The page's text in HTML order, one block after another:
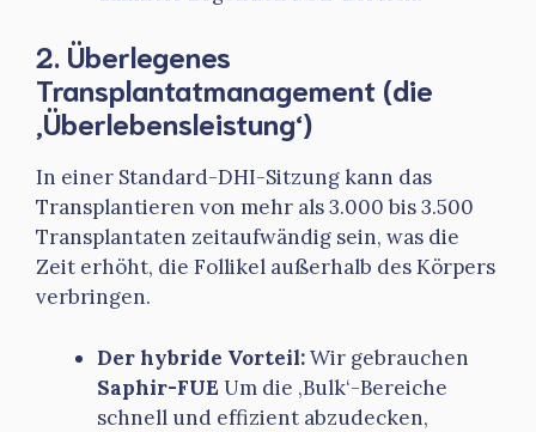
2. Überlegenes
Transplantatmanagement (die
‚Überlebensleistung‘)
In einer Standard-DHI-Sitzung kann das
Transplantieren von mehr als 3.000 bis 3.500
Transplantaten zeitaufwändig sein, was die
Zeit erhöht, die Follikel außerhalb des Körpers
verbringen.
Der hybride Vorteil:Wir gebrauchen
Saphir-FUE Um die ‚Bulk‘-Bereiche
schnell und effizient abzudecken,